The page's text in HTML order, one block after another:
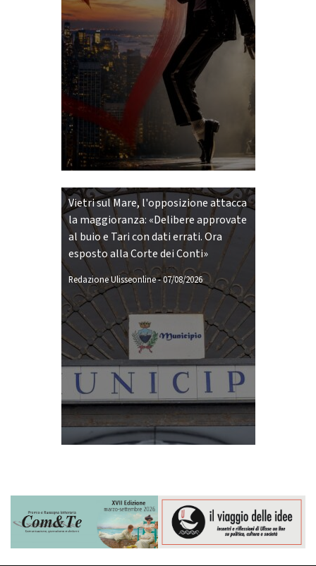
Vietri sul Mare, l'opposizione attacca
la maggioranza: «Delibere approvate
al buio e Tari con dati errati. Ora
esposto alla Corte dei Conti»
Redazione Ulisseonline-07/08/2026